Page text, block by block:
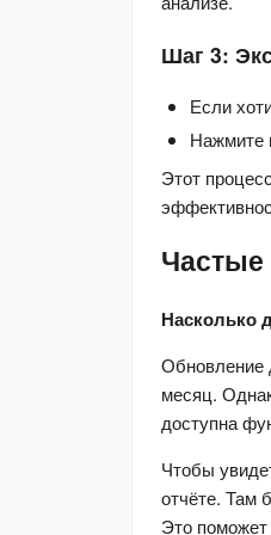
Шаг 3:
Если
Нажмите
Этот
Насколько
Обновление
месяц.
доступна
Чтобы
отчёте. Там
Это поможет